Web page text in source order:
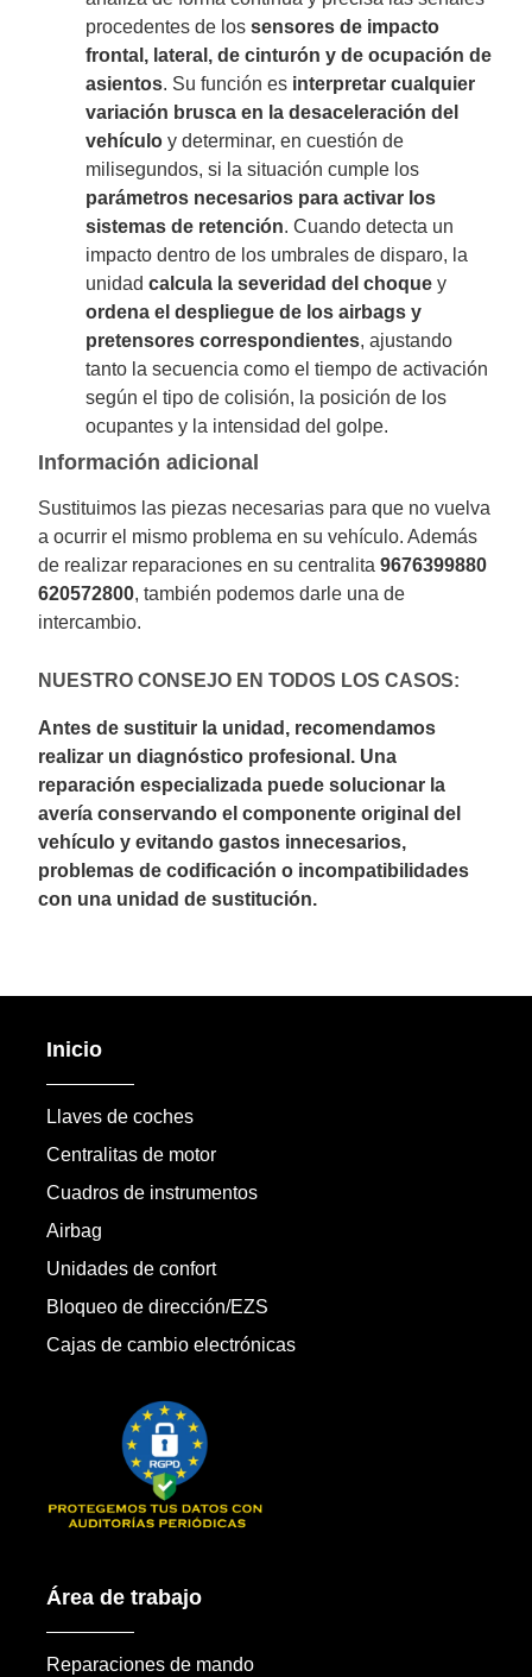
procedentes de lossensores de impacto
frontal, lateral, de cinturón y de ocupación de
asientos. Su función es interpretar cualquier
variación brusca en la desaceleración del
vehículo y determinar, en cuestión de
milisegundos, si la situación cumple los
parámetros necesarios para activar los
sistemas de retención. Cuando detecta un
impacto dentro de los umbrales de disparo, la
unidadcalcula la severidad del choque y
ordena el despliegue de los airbags y
pretensores correspondientes, ajustando
tanto la secuencia como el tiempo de activación
según el tipo de colisión, la posición de los
ocupantes y la intensidad del golpe.
Información adicional
Sustituimos las piezas necesarias para que no vuelva
a ocurrir el mismo problema en su vehículo. Además
de realizar reparaciones en su centralita9676399880
620572800, también podemos darle una de
intercambio.
NUESTRO CONSEJO EN TODOS LOS CASOS:
Antes de sustituir la unidad, recomendamos
realizar un diagnóstico profesional. Una
reparación especializada puede solucionar la
avería conservando el componente original del
vehículo y evitando gastos innecesarios,
problemas de codificación o incompatibilidades
con una unidad de sustitución.
Inicio
Llaves de coches
Centralitas de motor
Cuadros de instrumentos
Airbag
Unidades de confort
Bloqueo de dirección/EZS
Cajas de cambio electrónicas
Área de trabajo
Reparaciones de mando